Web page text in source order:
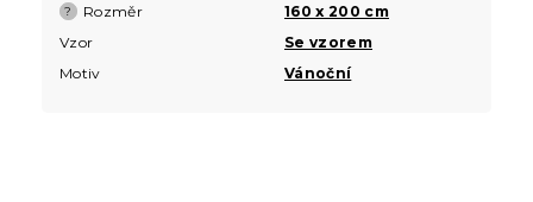
? Rozměr
160 x 200 cm
Vzor
Se vzorem
Motiv
Vánoční